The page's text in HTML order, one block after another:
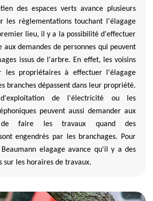
des espaces verts avance plusieurs
les règlementations touchant l'élagage
lieu, il y a la possibilité d'effectuer
aux demandes de personnes qui peuvent
issus de l'arbre. En effet, les voisins
les propriétaires à effectuer l'élagage
branches dépassent dans leur propriété.
de l'électricité ou les
peuvent aussi demander aux
de faire les travaux quand des
engendrés par les branchages. Pour
elagage avance qu'il y a des
sur les horaires de travaux.